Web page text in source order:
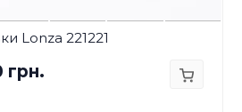
Lonza 221221
грн.